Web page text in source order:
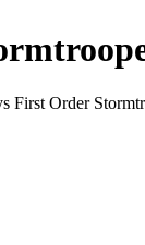
First Order